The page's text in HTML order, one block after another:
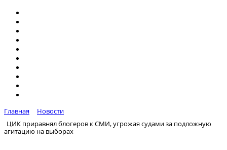
Главная
Новости
ЦИК приравнял блогеров к СМИ, угрожая судами за подложную
агитацию на выборах